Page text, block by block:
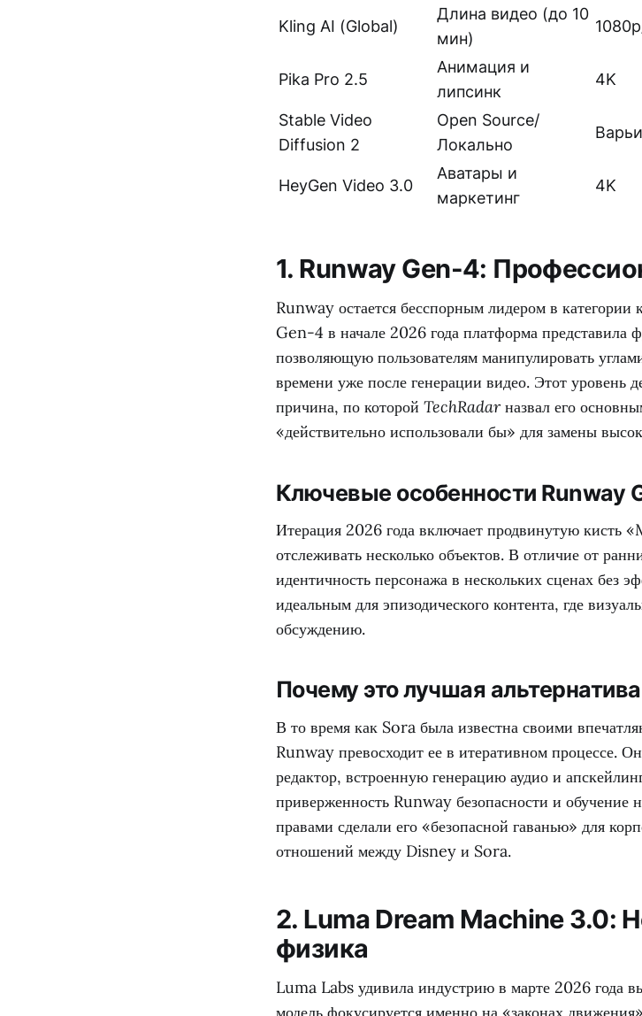
Kling AI (Global)
Длина видео (до 10
мин)
Pika Pro 2.5
Анимация и
липсинк
4K
Stable Video
Diffusion 2
Open Source/
Локально
HeyGen Video 3.0
Аватары и
маркетинг
4K
1. Runway Gen-4:
Runway остается бесспорным лидером в категории
Gen-4 в начале 2026 года платформа
позволяющую пользователям манипулировать
времени уже после генерации видео. Этот уровень
причина, по которой TechRadarназвал его
«действительно использовали бы» для замены
Ключевые особенности Runway
Итерация 2026 года включает продвинутую кисть
отслеживать несколько объектов. В отличие от
идентичность персонажа в нескольких сценах без
идеальным для эпизодического контента, где
обсуждению.
Почему это лучшая
В то время как Sora была известна своими
Runway превосходит ее в итеративном процессе.
редактор, встроенную генерацию аудио и
приверженность Runway безопасности и
правами сделали его «безопасной гаванью» для
отношений между Disney и Sora.
2. Luma Dream Machine 3.0:
физика
Luma Labs удивила индустрию в марте 2026